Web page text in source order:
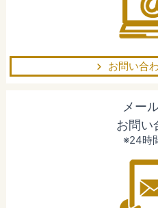
お問い合
メー
お問い
※24時